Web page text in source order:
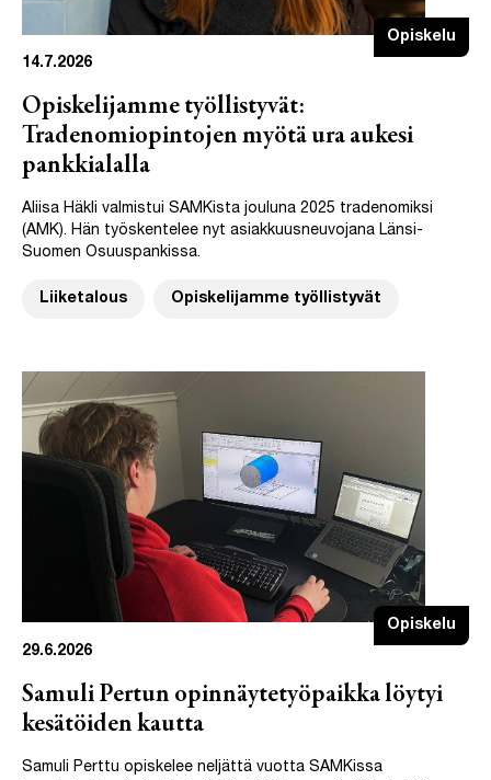
Opiskelu
14.7.2026
Opiskelijamme työllistyvät:
Tradenomiopintojen myötä ura aukesi
pankkialalla
Aliisa Häkli valmistui SAMKista jouluna 2025 tradenomiksi
(AMK). Hän työskentelee nyt asiakkuusneuvojana Länsi-
Suomen Osuuspankissa.
Liiketalous Opiskelijamme työllistyvät
Opiskelu
29.6.2026
Samuli Pertun opinnäytetyöpaikka löytyi
kesätöiden kautta
Samuli Perttu opiskelee neljättä vuotta SAMKissa